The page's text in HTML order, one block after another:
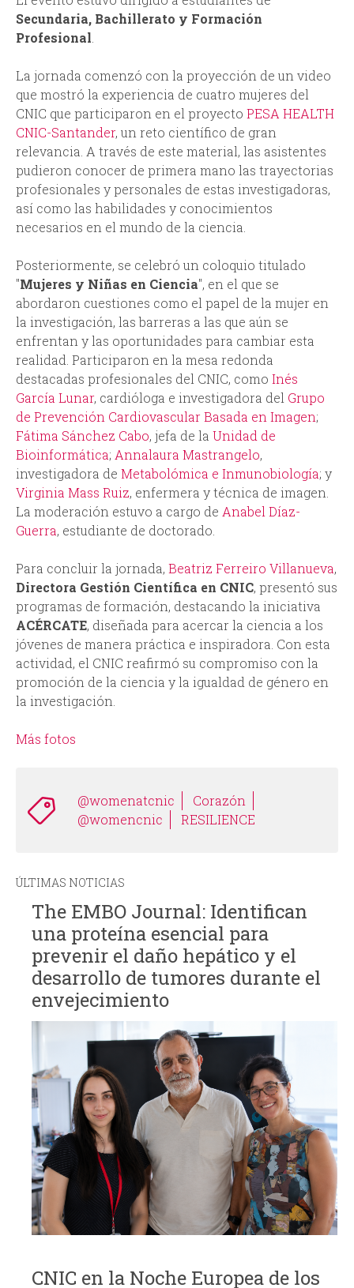
Secundaria, Bachillerato y Formación
Profesional.
La jornada comenzó con la proyección de un video
que mostró la experiencia de cuatro mujeres del
CNIC que participaron en el proyecto PESA HEALTH
CNIC-Santander, un reto científico de gran
relevancia. A través de este material, las asistentes
pudieron conocer de primera mano las trayectorias
profesionales y personales de estas investigadoras,
así como las habilidades y conocimientos
necesarios en el mundo de la ciencia.
Posteriormente, se celebró un coloquio titulado
"Mujeres y Niñas en Ciencia", en el que se
abordaron cuestiones como el papel de la mujer en
la investigación, las barreras a las que aún se
enfrentan y las oportunidades para cambiar esta
realidad. Participaron en la mesa redonda
destacadas profesionales del CNIC, como Inés
García Lunar, cardióloga e investigadora del Grupo
de Prevención Cardiovascular Basada en Imagen;
Fátima Sánchez Cabo, jefa de la Unidad de
Bioinformática; Annalaura Mastrangelo,
investigadora de Metabolómica e Inmunobiología; y
Virginia Mass Ruiz, enfermera y técnica de imagen.
La moderación estuvo a cargo de Anabel Díaz-
Guerra, estudiante de doctorado.
Para concluir la jornada, Beatriz Ferreiro Villanueva,
Directora Gestión Científica en CNIC, presentó sus
programas de formación, destacando la iniciativa
ACÉRCATE, diseñada para acercar la ciencia a los
jóvenes de manera práctica e inspiradora. Con esta
actividad, el CNIC reafirmó su compromiso con la
promoción de la ciencia y la igualdad de género en
la investigación.
Más fotos
@womenatcnic
Corazón
@womencnic
RESILIENCE
ÚLTIMAS NOTICIAS
The EMBO Journal: Identifican
una proteína esencial para
prevenir el daño hepático y el
desarrollo de tumores durante el
envejecimiento
CNIC en la Noche Europea de los